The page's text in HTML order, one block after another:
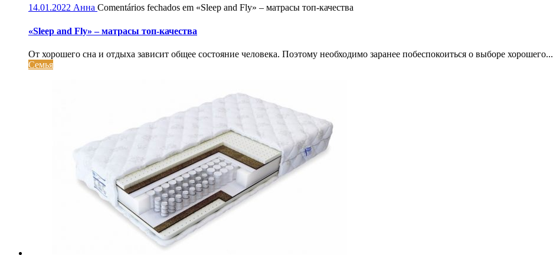
14.01.2022 Анна Comentários fechados em «Sleep and Fly» – матрасы топ-качества
«Sleep and Fly» – матрасы топ-качества
От хорошего сна и отдыха зависит общее состояние человека. Поэтому необходимо заранее побеспокоиться о выборе хорошего...
Семья